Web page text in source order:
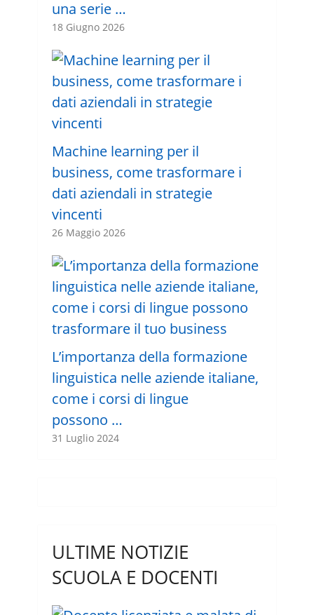
una serie …
18 Giugno 2026
Machine learning per il
business, come trasformare i
dati aziendali in strategie
vincenti
26 Maggio 2026
L’importanza della formazione
linguistica nelle aziende italiane,
come i corsi di lingue
possono …
31 Luglio 2024
ULTIME NOTIZIE
SCUOLA E DOCENTI